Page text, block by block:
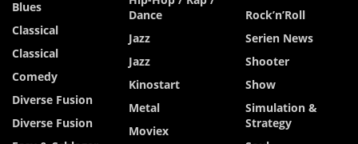
Blues
Classical
Classical
Comedy
Diverse Fusion
Diverse Fusion
Dance
Jazz
Jazz
Kinostart
Metal
Moviex
Rock’n’Roll
Serien News
Shooter
Show
Simulation &
Strategy